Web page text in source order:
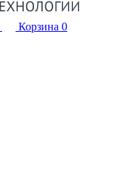
Корзина 0